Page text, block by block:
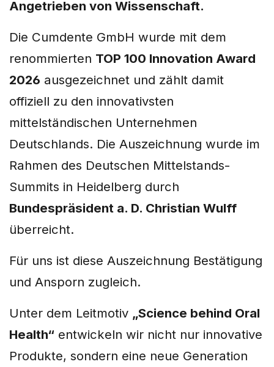
Angetrieben von Wissenschaft.
Die Cumdente GmbH wurde mit dem
renommierten TOP 100 Innovation Award
2026 ausgezeichnet und zählt damit
offiziell zu den innovativsten
mittelständischen Unternehmen
Deutschlands. Die Auszeichnung wurde im
Rahmen des Deutschen Mittelstands-
Summits in Heidelberg durch
Bundespräsident a. D. Christian Wulff
überreicht.
Für uns ist diese Auszeichnung Bestätigung
und Ansporn zugleich.
Unter dem Leitmotiv „Science behind Oral
Health“ entwickeln wir nicht nur innovative
Produkte, sondern eine neue Generation